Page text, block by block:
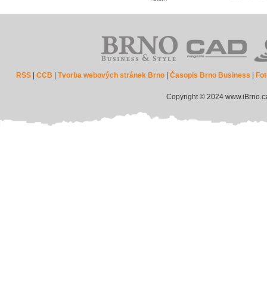
RSS |CCB |Tvorba webových stránek Brno |Časopis Brno Business
Copyright © 2024